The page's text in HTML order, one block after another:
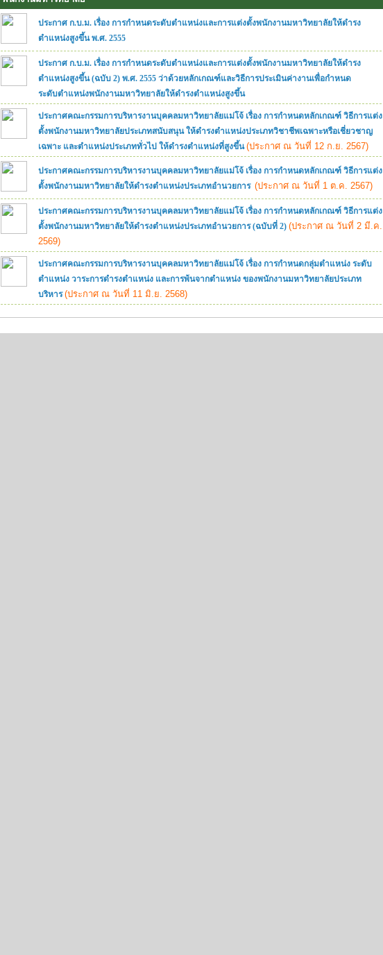
ประกาศ ก.บ.ม. เรื่อง การกำหนดระดับตำแหน่งและการแต่งตั้งพนักงานมหาวิทยาลัยให้ดำรง
ตำแหน่งสูงขึ้น พ.ศ. 2555
ประกาศ ก.บ.ม. เรื่อง การกำหนดระดับตำแหน่งและการแต่งตั้งพนักงานมหาวิทยาลัยให้ดำรง
ตำแหน่งสูงขึ้น (ฉบับ 2) พ.ศ. 2555 ว่าด้วยหลักเกณฑ์และวิธีการประเมินค่างานเพื่อกำหนด
ระดับตำแหน่งพนักงานมหาวิทยาลัยให้ดำรงตำแหน่งสูงขึ้น
ประกาศคณะกรรมการบริหารงานบุคคลมหาวิทยาลัยแม่โจ้ เรื่อง การกำหนดหลักเกณฑ์ วิธีการแต่ง
ตั้งพนักงานมหาวิทยาลัยประเภทสนับสนุน ให้ดำรงตำแหน่งประเภทวิชาชีพเฉพาะหรือเชี่ยวชาญ
เฉพาะ และตำแหน่งประเภททั่วไป ให้ดำรงตำแหน่งที่สูงขึ้น (ประกาศ ณ วันที่ 12 ก.ย. 2567)
ประกาศคณะกรรมการบริหารงานบุคคลมหาวิทยาลัยแม่โจ้ เรื่อง การกำหนดหลักเกณฑ์ วิธีการแต่ง
ตั้งพนักงานมหาวิทยาลัยให้ดำรงตำแหน่งประเภทอำนวยการ (ประกาศ ณ วันที่ 1 ต.ค. 2567)
ประกาศคณะกรรมการบริหารงานบุคคลมหาวิทยาลัยแม่โจ้ เรื่อง การกำหนดหลักเกณฑ์ วิธีการแต่ง
ตั้งพนักงานมหาวิทยาลัยให้ดำรงตำแหน่งประเภทอำนวยการ (ฉบับที่ 2) (ประกาศ ณ วันที่ 2 มี.ค.
2569)
ประกาศคณะกรรมการบริหารงานบุคคลมหาวิทยาลัยแม่โจ้ เรื่อง การกำหนดกลุ่มตำแหน่ง ระดับ
ตำแหน่ง วาระการดำรงตำแหน่ง และการพ้นจากตำแหน่ง ของพนักงานมหาวิทยาลัยประเภท
บริหาร (ประกาศ ณ วันที่ 11 มิ.ย. 2568)